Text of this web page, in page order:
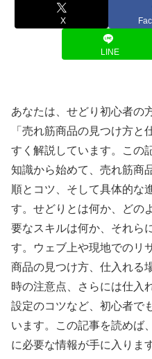
X
LINE
あなたは、せどり初心者の
「売れ筋商品の見つけ方
すく解説しています。この
知識から始めて、売れ筋商
順とコツ、そして具体的な
す。せどりとは何か、どの
要なスキルは何か、それら
す。ウェブ上や現地でのリ
商品の見つけ方、仕入れる
時の注意点、さらには仕入
設定のコツなど、初心者で
います。この記事を読めば
に必要な情報が手に入ります